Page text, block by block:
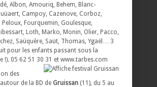
Albon, Amouriq, Behem, Blanc-
Campoy, Cazenove, Corboz,
Peloux, Fourquemin, Goulesque,
Loth, Marko, Monin, Olier, Pacco,
Saüquère, Saüt, Thomas, Ygaël… 3
pour les enfants passant sous la
!). 05 62 51 30 31 et www.tarbes.com
des
de la BD de Gruissan (11), du 5 au